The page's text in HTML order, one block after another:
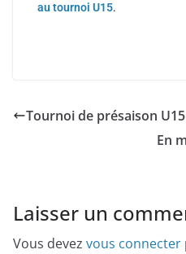
au tournoi U15.
Tournoi de présaison U15
En
Laisser un
Vous devez vous connecter